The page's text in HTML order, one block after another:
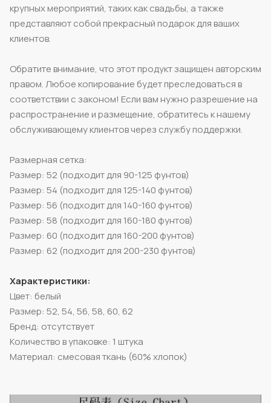
крупных мероприятий, таких как свадьбы, а также
представляют собой прекрасный подарок для ваших
клиентов.
Обратите внимание, что этот продукт защищен авторским
правом. Любое копирование будет преследоваться в
соответствии с законом! Если вам нужно разрешение на
распространение и размещение, обратитесь к нашему
обслуживающему клиентов через службу поддержки.
Размерная сетка:
Размер: 52 (подходит для 90-125 фунтов)
Размер: 54 (подходит для 125-140 фунтов)
Размер: 56 (подходит для 140-160 фунтов)
Размер: 58 (подходит для 160-180 фунтов)
Размер: 60 (подходит для 160-200 фунтов)
Размер: 62 (подходит для 200-230 фунтов)
Характеристики:
Цвет: белый
Размер: 52, 54, 56, 58, 60, 62
Бренд: отсутствует
Количество в упаковке: 1 штука
Материал: смесовая ткань (60% хлопок)